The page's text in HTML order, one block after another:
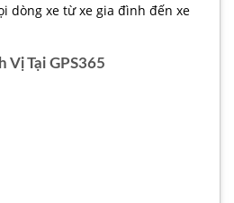
dòng xe từ xe gia đình đến xe
Vị Tại GPS365